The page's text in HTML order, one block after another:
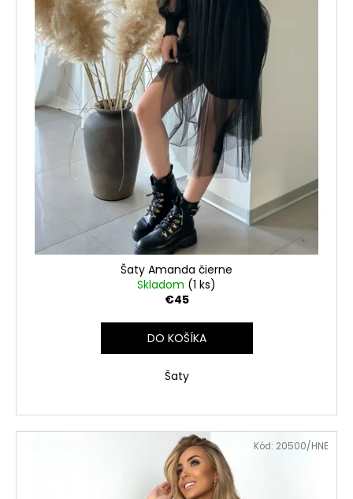
Šaty Amanda čierne
Skladom (1 ks)
€45
DO KOŠÍKA
Šaty
Kód: 20500/HNE